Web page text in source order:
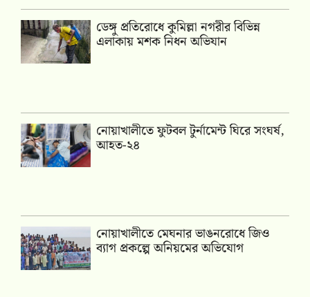
ডেঙ্গু প্রতিরোধে কুমিল্লা নগরীর বিভিন্ন
এলাকায় মশক নিধন অভিযান
নোয়াখালীতে ফুটবল টুর্নামেন্ট ঘিরে সংঘর্ষ,
আহত-২৪
নোয়াখালীতে মেঘনার ভাঙনরোধে জিও
ব্যাগ প্রকল্পে অনিয়মের অভিযোগ